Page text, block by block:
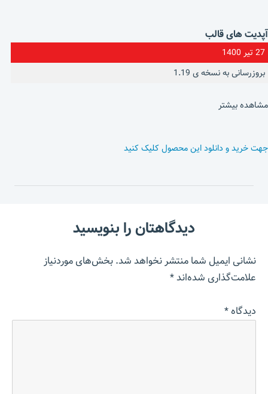
آپدیت های قالب
27 تیر 1400
بروزرسانی به نسخه ی 1.19
مشاهده بیشتر
جهت خرید و دانلود این محصول کلیک کنید
دیدگاهتان را بنویسید
نشانی ایمیل شما منتشر نخواهد شد.بخش‌های موردنیاز
علامت‌گذاری شده‌اند*
دیدگاه*